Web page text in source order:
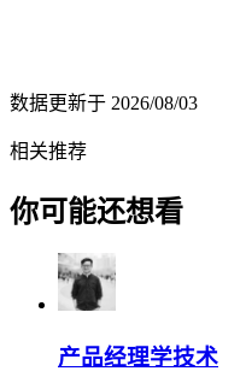
数据更新于 2026/08/03
相关推荐
你可能还想看
产品经理学技术